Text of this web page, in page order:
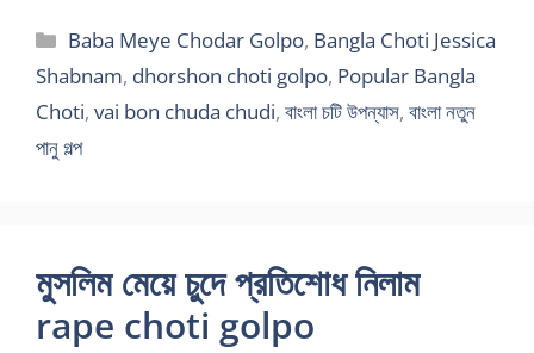
Categories
Baba Meye Chodar Golpo, Bangla Choti Jessica
Shabnam, dhorshon choti golpo, Popular Bangla
Choti, vai bon chuda chudi, বাংলা চটি উপন্যাস, বাংলা নতুন
পানু গল্প
মুসলিম মেয়ে চুদে প্রতিশোধ নিলাম
rape choti golpo